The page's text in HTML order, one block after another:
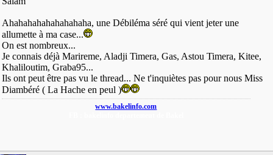
Ahahahahahahahahaha, une Débiléma séré qui vient jeter une
allumette à ma case...
On est nombreux...
Je connais déjà Marireme, Aladji Timera, Gas, Astou Timera, Kitee,
Khaliloutim, Graba95...
Ils ont peut être pas vu le thread... Ne t'inquiètes pas pour nous Miss
Diambéré ( La Hache en peul )
www.bakelinfo.com